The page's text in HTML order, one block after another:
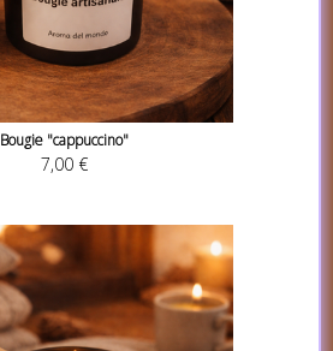
Bougie "cappuccino"
7,00 €